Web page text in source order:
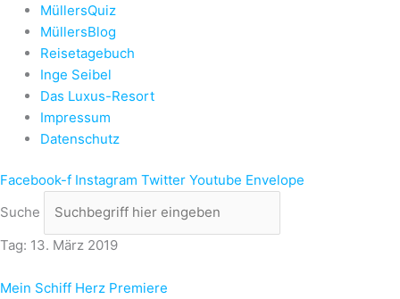
MüllersQuiz
MüllersBlog
Reisetagebuch
Inge Seibel
Das Luxus-Resort
Impressum
Datenschutz
Facebook-f Instagram Twitter Youtube Envelope
Suche
Tag: 13. März 2019
Mein Schiff Herz Premiere